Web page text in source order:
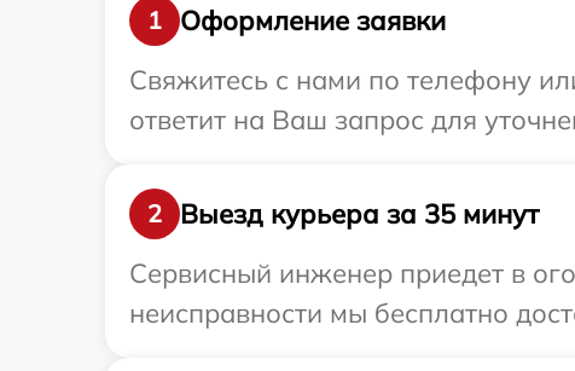
1
Оформление заявки
Свяжитесь с нами по телефону
ответит на Ваш запрос для
2
Выезд курьера за 35 минут
Сервисный инженер приедет в
неисправности мы бесплатно